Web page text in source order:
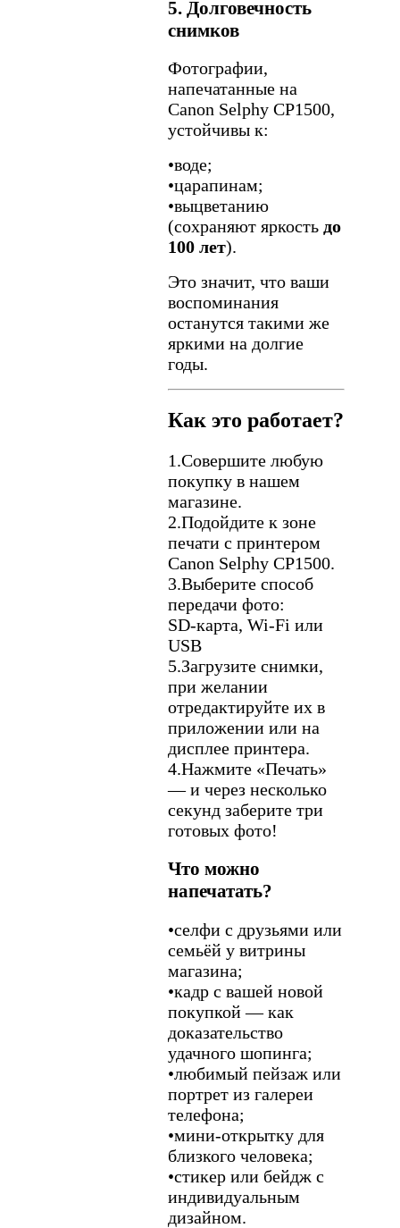
5. Долговечность
снимков
Фотографии,
напечатанные на
Canon Selphy CP1500,
устойчивы к:
•воде;
•царапинам;
•выцветанию
(сохраняют яркость до
100 лет).
Это значит, что ваши
воспоминания
останутся такими же
яркими на долгие
годы.
Как это работает?
1.Совершите любую
покупку в нашем
магазине.
2.Подойдите к зоне
печати с принтером
Canon Selphy CP1500.
3.Выберите способ
передачи фото:
SD‑карта, Wi‑Fi или
USB
5.Загрузите снимки,
при желании
отредактируйте их в
приложении или на
дисплее принтера.
4.Нажмите «Печать»
— и через несколько
секунд заберите три
готовых фото!
Что можно
напечатать?
•селфи с друзьями или
семьёй у витрины
магазина;
•кадр с вашей новой
покупкой — как
доказательство
удачного шопинга;
•любимый пейзаж или
портрет из галереи
телефона;
•мини‑открытку для
близкого человека;
•стикер или бейдж с
индивидуальным
дизайном.